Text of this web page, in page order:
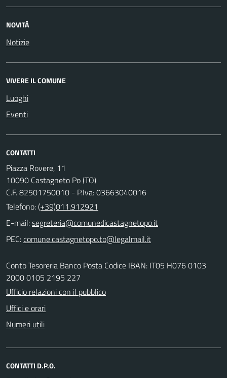
NOVITÀ
Notizie
VIVERE IL COMUNE
Luoghi
Eventi
CONTATTI
Piazza Rovere, 11
10090 Castagneto Po (TO)
C.F. 82501750010 - P.Iva: 03663040016
Telefono:(+39)011.912921
E-mail:
PEC:
Conto Tesoreria Banco Posta Codice IBAN: IT05 H076 0103
2000 0105 2195 227
Ufficio relazioni con il pubblico
Uffici e orari
Numeri utili
CONTATTI D.P.O.